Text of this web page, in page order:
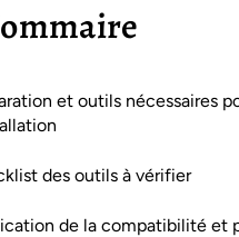
et outils nécessaires
des outils à vérifier
de la compatibilité et